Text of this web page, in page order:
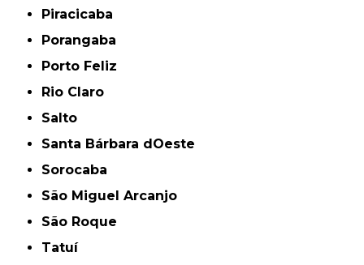
Piracicaba
Porangaba
Porto Feliz
Rio Claro
Salto
Santa Bárbara dOeste
Sorocaba
São Miguel Arcanjo
São Roque
Tatuí